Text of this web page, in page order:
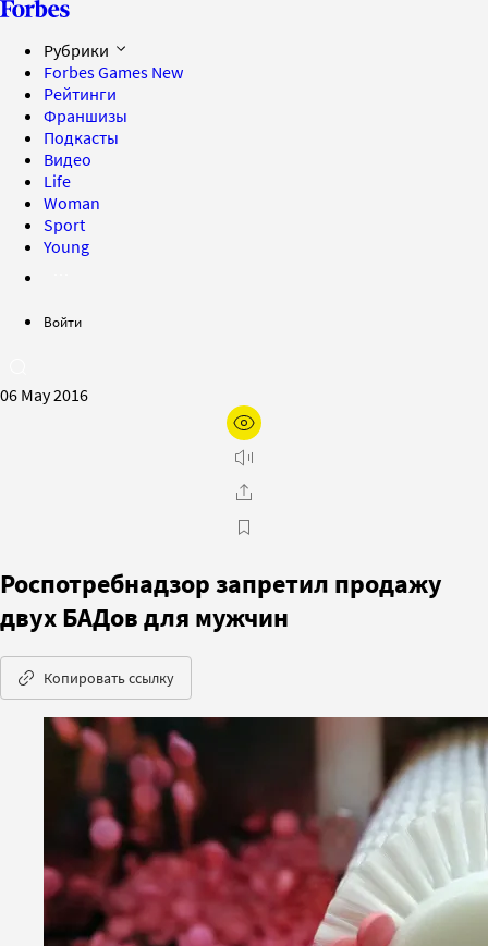
Рубрики
Forbes Games New
Рейтинги
Франшизы
Подкасты
Видео
Life
Woman
Sport
Young
Войти
06 May 2016
Роспотребнадзор запретил продажу
двух БАДов для мужчин
Копировать ссылку